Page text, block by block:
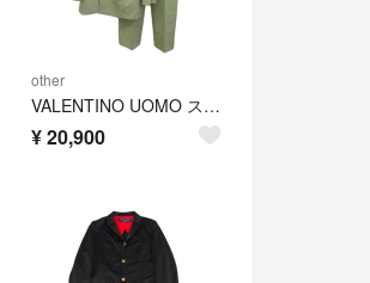
other
VALENTINO UOMO スーツセットアップ テーラードジャケット パンツ
¥20,900